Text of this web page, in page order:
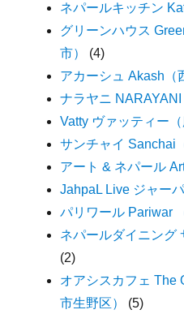
ネパールキッチン
グリーンハウス
市）
(4)
アカーシュ Akash（
ナラヤニ NARAYANI
Vatty ヴァッティー（
サンチャイ Sanchai
アート & ネパール
JahpaL Live ジャー
パリワール Pariwar
ネパールダイニング
(2)
オアシスカフェ The
市生野区）
(5)